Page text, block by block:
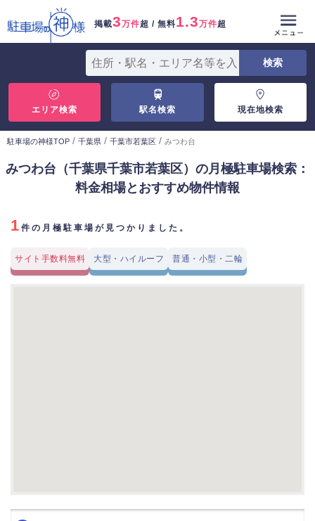
掲載3万件超 / 無料1.3万件超
エリア検索 駅名検索 現在地検索
駐車場の神様TOP / 千葉県 / 千葉市若葉区 / みつわ台
みつわ台（千葉県千葉市若葉区）の月極駐車場検索：
料金相場とおすすめ物件情報
1 件の月極駐車場が見つかりました。
サイト手数料無料 大型・ハイルーフ 普通・小型・二輪